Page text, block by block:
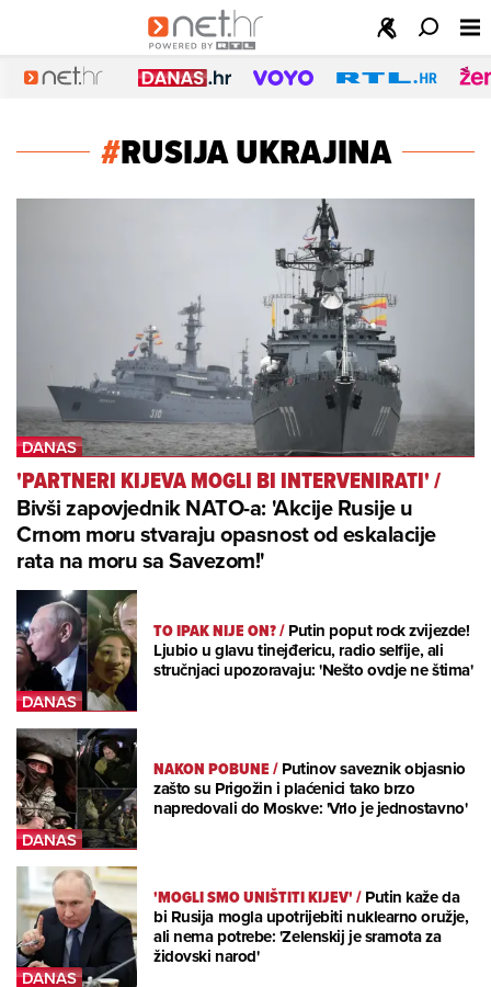
#RUSIJA UKRAJINA
'PARTNERI KIJEVA MOGLI BI INTERVENIRATI'/
Bivši zapovjednik NATO-a: 'Akcije Rusije u
Crnom moru stvaraju opasnost od eskalacije
rata na moru sa Savezom!'
TO IPAK NIJE ON?/Putin poput rock zvijezde!
Ljubio u glavu tinejđericu, radio selfije, ali
stručnjaci upozoravaju: 'Nešto ovdje ne štima'
NAKON POBUNE/Putinov saveznik objasnio
zašto su Prigožin i plaćenici tako brzo
napredovali do Moskve: 'Vrlo je jednostavno'
'MOGLI SMO UNIŠTITI KIJEV'/Putin kaže da
bi Rusija mogla upotrijebiti nuklearno oružje,
ali nema potrebe: 'Zelenskij je sramota za
židovski narod'